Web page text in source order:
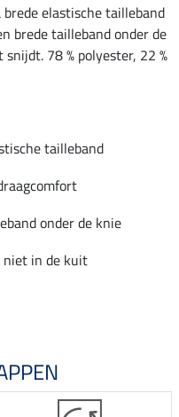
elastische tailleband
brede tailleband onder de
78 % polyester, 22 %
tailleband
onder de knie
in de kuit